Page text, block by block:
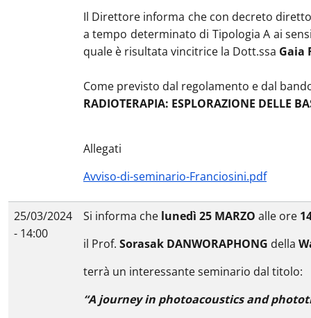
Il Direttore informa che con decreto
a tempo determinato di Tipologia A ai
quale è risultata vincitrice la Dott.ssa Gaia
Come previsto dal regolamento e dal
RADIOTERAPIA: ESPLORAZIONE DELLE
Allegati
Avviso-di-seminario-Franciosini.pdf
25/03/2024
- 14:00
Si informa che lunedì 25 MARZO alle ore
il Prof. Sorasak DANWORAPHONG della
terrà un interessante seminario dal titolo:
“A journey in photoacoustics and